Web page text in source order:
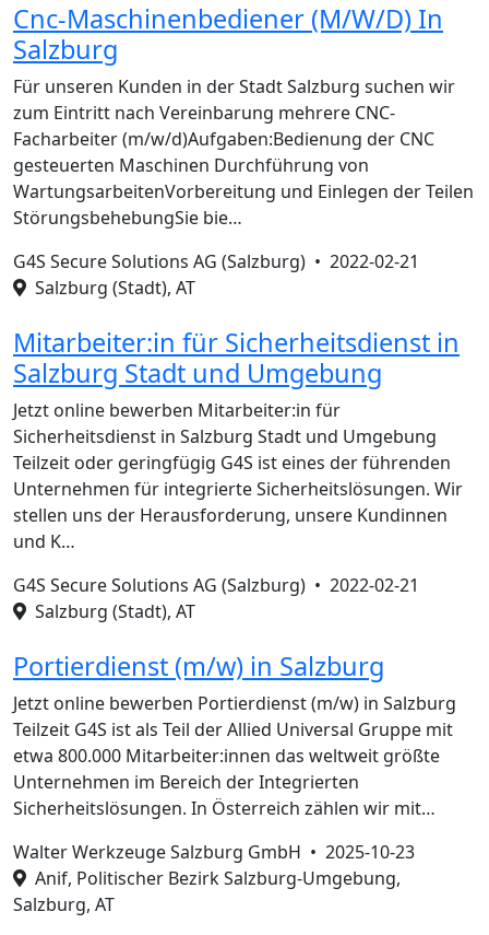
Cnc-Maschinenbediener (M/W/D) In
Salzburg
Für unseren Kunden in der Stadt Salzburg suchen wir
zum Eintritt nach Vereinbarung mehrere CNC-
Facharbeiter (m/w/d)Aufgaben:Bedienung der CNC
gesteuerten Maschinen Durchführung von
WartungsarbeitenVorbereitung und Einlegen der Teilen
StörungsbehebungSie bie…
G4S Secure Solutions AG (Salzburg) • 2022-02-21
Salzburg (Stadt), AT
Mitarbeiter:in für Sicherheitsdienst in
Salzburg Stadt und Umgebung
Jetzt online bewerben Mitarbeiter:in für
Sicherheitsdienst in Salzburg Stadt und Umgebung
Teilzeit oder geringfügig G4S ist eines der führenden
Unternehmen für integrierte Sicherheitslösungen. Wir
stellen uns der Herausforderung, unsere Kundinnen
und K…
G4S Secure Solutions AG (Salzburg) • 2022-02-21
Salzburg (Stadt), AT
Portierdienst (m/w) in Salzburg
Jetzt online bewerben Portierdienst (m/w) in Salzburg
Teilzeit G4S ist als Teil der Allied Universal Gruppe mit
etwa 800.000 Mitarbeiter:innen das weltweit größte
Unternehmen im Bereich der Integrierten
Sicherheitslösungen. In Österreich zählen wir mit…
Walter Werkzeuge Salzburg GmbH • 2025-10-23
Anif, Politischer Bezirk Salzburg-Umgebung,
Salzburg, AT